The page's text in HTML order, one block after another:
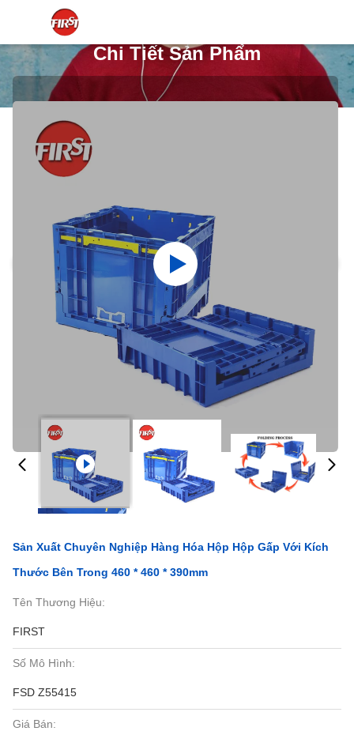
Chi Tiết Sản Phẩm
Sản Xuất Chuyên Nghiệp Hàng Hóa Hộp Hộp Gấp Với Kích
Thước Bên Trong 460 * 460 * 390mm
Tên Thương Hiệu:
FIRST
Số Mô Hình:
FSD Z55415
Giá Bán: